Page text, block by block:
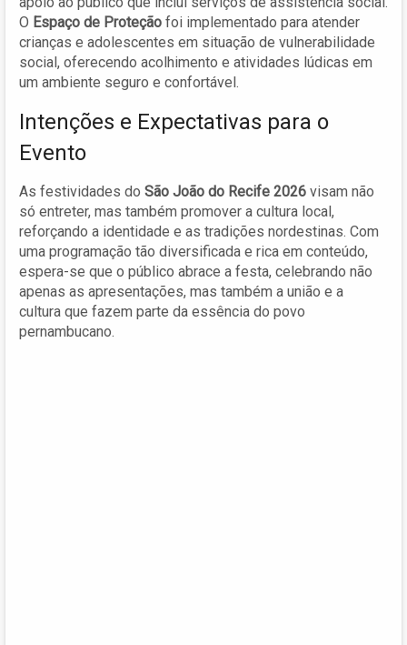
O Espaço de Proteção foi implementado para atender
crianças e adolescentes em situação de vulnerabilidade
social, oferecendo acolhimento e atividades lúdicas em
um ambiente seguro e confortável.
Intenções e Expectativas para o
Evento
As festividades do São João do Recife 2026 visam não
só entreter, mas também promover a cultura local,
reforçando a identidade e as tradições nordestinas. Com
uma programação tão diversificada e rica em conteúdo,
espera-se que o público abrace a festa, celebrando não
apenas as apresentações, mas também a união e a
cultura que fazem parte da essência do povo
pernambucano.